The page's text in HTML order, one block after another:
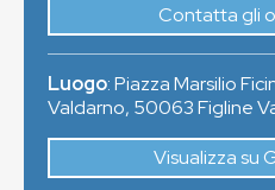
Contatta gli
Luogo:Piazza Marsilio
Valdarno, 50063Figline
Visualizza su